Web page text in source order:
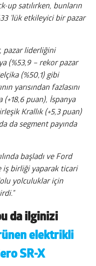
up satılırken, bunların
’lük etkileyici bir pazar
pazar liderliğini
(%53,9 – rekor pazar
(%50,1) gibi
yarısından fazlasını
(+18,6 puan), İspanya
Krallık (+5,3 puan)
da segment payında
başladı ve Ford
iş birliği yaparak ticari
yolculuklar için
da ilginizi
elektrikli
SR-X